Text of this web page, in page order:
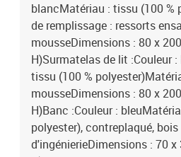
blancMatériau : tissu (100 %
de remplissage : ressorts
mousseDimensions : 80 x
H)Surmatelas de lit :Couleur
tissu (100 %
mousseDimensions : 80 x
H)Banc :Couleur :
polyester), contreplaqué, bois
d'ingénierieDimensions : 70